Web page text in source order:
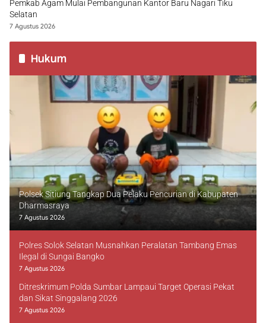
Pemkab Agam Mulai Pembangunan Kantor Baru Nagari Tiku
Selatan
7 Agustus 2026
Hukum
Polsek Sitiung Tangkap Dua Pelaku Pencurian di Kabupaten
Dharmasraya
7 Agustus 2026
Polres Solok Selatan Musnahkan Peralatan Tambang Emas
Ilegal di Sungai Bangko
7 Agustus 2026
Ditreskrimum Polda Sumbar Lampaui Target Operasi Pekat
dan Sikat Singgalang 2026
7 Agustus 2026